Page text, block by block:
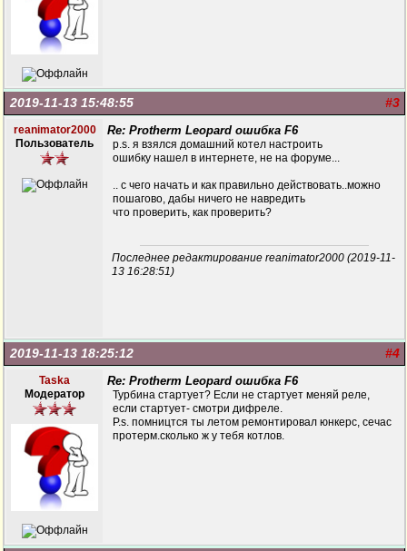
#3
2019-11-13 15:48:55
reanimator2000
Пользователь
Re: Protherm Leopard ошибка F6
p.s. я взялся домашний котел настроить
ошибку нашел в интернете, не на форуме...
.. с чего начать и как правильно действовать..можно
пошагово, дабы ничего не навредить
что проверить, как проверить?
Последнее редактирование reanimator2000 (2019-11-
13 16:28:51)
#4
2019-11-13 18:25:12
Taska
Модератор
Re: Protherm Leopard ошибка F6
Турбина стартует? Если не стартует меняй реле,
если стартует- смотри дифреле.
P.s. помництся ты летом ремонтировал юнкерс, сечас
протерм.сколько ж у тебя котлов.